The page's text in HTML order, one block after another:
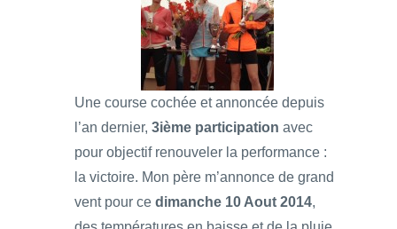
Une course cochée et annoncée depuis
l’an dernier, 3ième participation avec
pour objectif renouveler la performance :
la victoire. Mon père m’annonce de grand
vent pour ce dimanche 10 Aout 2014,